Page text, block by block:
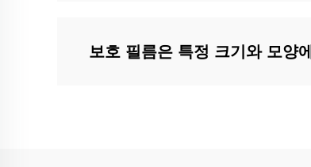
보호 필름은 특정 크기와 모양